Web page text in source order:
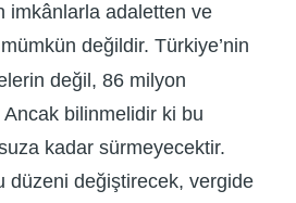
imkânlarla adaletten ve
değildir. Türkiye’nin
değil, 86 milyon
Ancak bilinmelidir ki bu
kadar sürmeyecektir.
düzeni değiştirecek, vergide